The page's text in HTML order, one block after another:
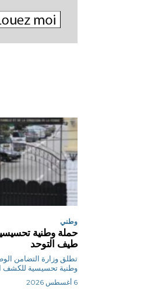
وطني
حملة وطنية
طيف التوحد
تطلق وزارة التضامن
وطنية تحسيسية للكشف
6 أغسطس 2026